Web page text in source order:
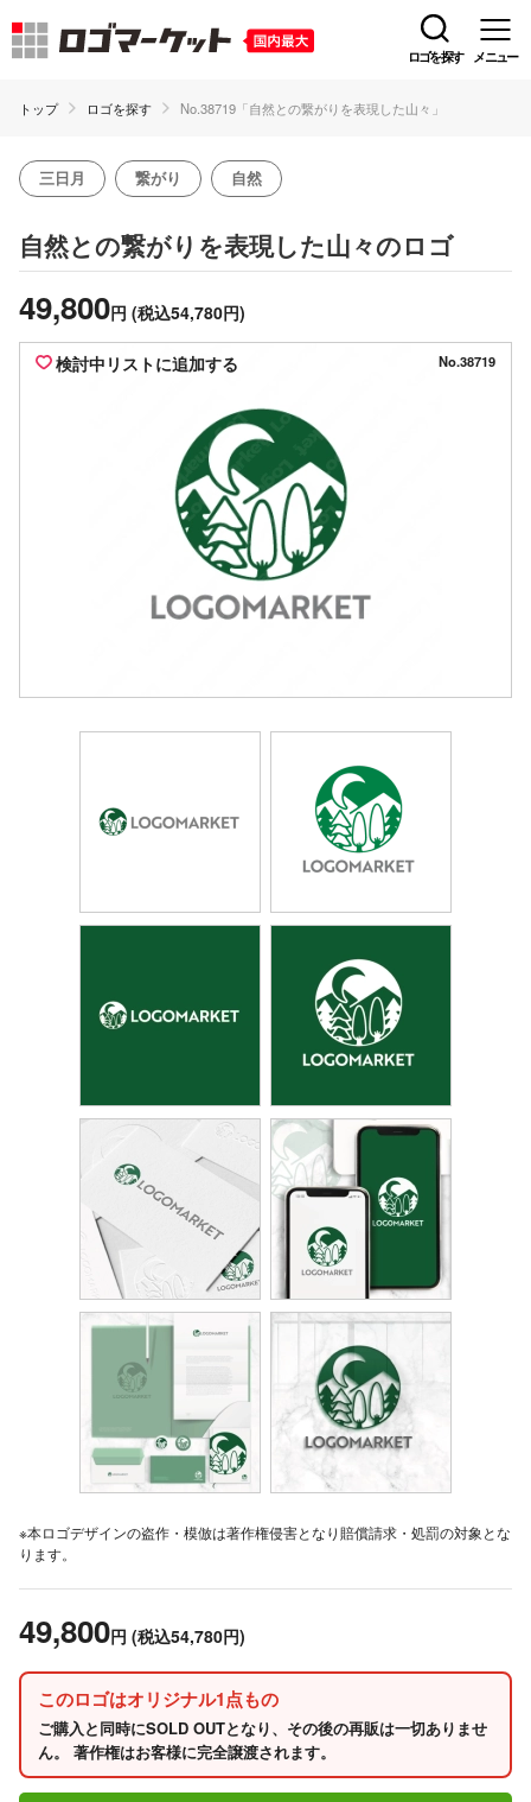
ロゴを探す メニュー
トップ ロゴを探す No.38719「自然との繋がりを表現した山々」
三日月 繋がり 自然
自然との繋がりを表現した山々のロゴ
49,800円 (税込54,780円)
検討中リストに追加する No.38719
※本ロゴデザインの盗作・模倣は著作権侵害となり賠償請求・処罰の対象とな
ります。
49,800円 (税込54,780円)
このロゴはオリジナル1点もの
ご購入と同時にSOLD OUTとなり、その後の再販は一切ありませ
ん。 著作権はお客様に完全譲渡されます。